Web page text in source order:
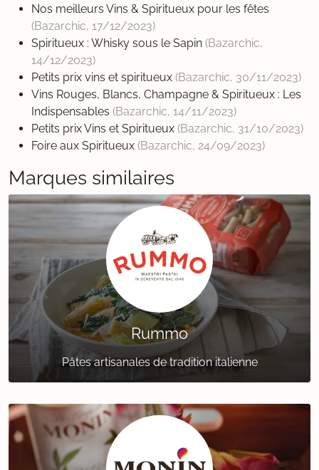
Nos meilleurs Vins & Spiritueux pour les fêtes
(Bazarchic, 17/12/2023)
Spiritueux : Whisky sous le Sapin (Bazarchic,
14/12/2023)
Petits prix vins et spiritueux (Bazarchic, 30/11/2023)
Vins Rouges, Blancs, Champagne & Spiritueux : Les
Indispensables (Bazarchic, 14/11/2023)
Petits prix Vins et Spiritueux (Bazarchic, 31/10/2023)
Foire aux Spiritueux (Bazarchic, 24/09/2023)
Marques similaires
Rummo
Pâtes artisanales de tradition italienne